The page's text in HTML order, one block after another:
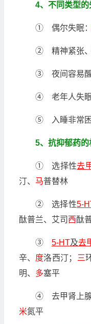
4、不同类型
① 偶尔失眠：
② 精神紧张、
③ 夜间容易醒
④ 老年人失眠
⑤ 入睡非常困
5、抗抑郁药
① 选择性去
汀、 马普替林
② 选择性5-
酞普兰、艾司 西酞
③ 5-HT及去
辛、 度洛西汀； 三
明、 多塞平
④ 去甲肾上
米氮平